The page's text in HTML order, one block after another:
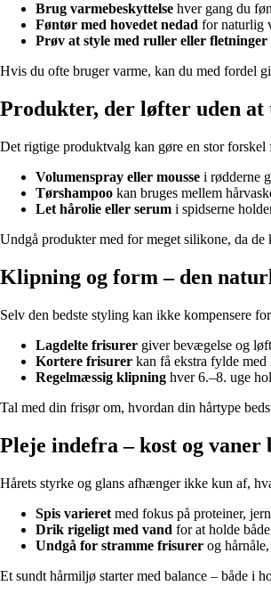
Brug varmebeskyttelse hver gang du
Føntør med hovedet nedad for naturlig
Prøv at style med ruller eller fletninger
Hvis du ofte bruger varme, kan du med fordel
Produkter, der løfter uden at
Det rigtige produktvalg kan gøre en stor
Volumenspray eller mousse i rødderne
Tørshampoo kan bruges mellem
Let hårolie eller serum i spidserne
Undgå produkter med for meget silikone, da
Klipning og form – den
Selv den bedste styling kan ikke kompensere
Lagdelte frisurer giver bevægelse og
Kortere frisurer kan få ekstra fylde med
Regelmæssig klipning hver 6.–8. uge
Tal med din frisør om, hvordan din hårtype
Pleje indefra – kost og vaner
Hårets styrke og glans afhænger ikke kun af,
Spis varieret med fokus på proteiner,
Drik rigeligt med vand for at holde
Undgå for stramme frisurer og
Et sundt hårmiljø starter med balance – både i